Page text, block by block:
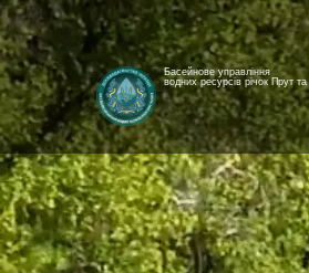
Басейнове управління
водних ресурсів річок Прут та